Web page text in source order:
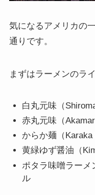
気になるアメリカの
通りです。
まずはラーメンのラ
白丸元味（
赤丸元味（
からか麺（
黄緑ゆず醤油（
ポタラ味噌ラーメ
ル